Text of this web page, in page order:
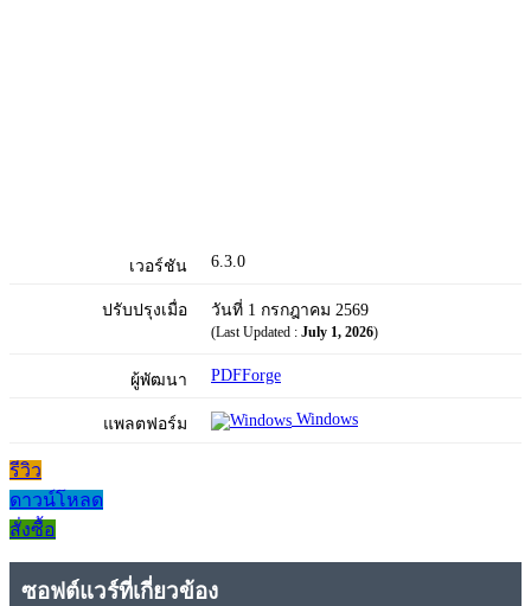
เวอร์ชัน 6.3.0
ปรับปรุงเมื่อ วันที่ 1 กรกฎาคม 2569
(Last Updated : July 1, 2026)
ผู้พัฒนา PDFForge
แพลตฟอร์ม Windows
รีวิว
ดาวน์โหลด
สั่งซื้อ
ซอฟต์แวร์ที่เกี่ยวข้อง